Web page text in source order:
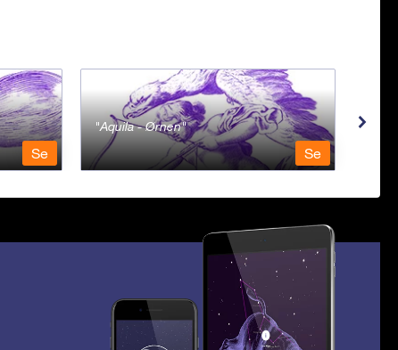
Se
Aquila - Ørnen
Se